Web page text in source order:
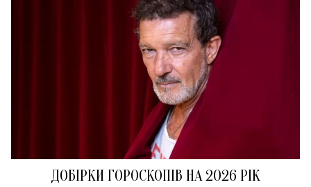
ДОБІРКИ ГОРОСКОПІВ НА 2026 РІК